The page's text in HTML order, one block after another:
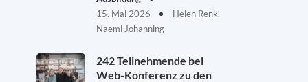
15. Mai 2026
Helen Renk,
Naemi Johanning
242 Teilnehmende bei
Web-Konferenz zu den